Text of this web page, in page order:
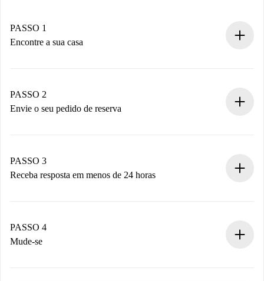
PASSO 1
Encontre a sua casa
Você tem todas as informações necessárias
antecipadamente.
PASSO 2
Envie o seu pedido de reserva
Não cobramos nada até que o proprietário confirme.
PASSO 3
Receba resposta em menos de 24 horas
proprietário.
Se recusada: não cobraremos nada e ofereceremos
PASSO 4
Mude-se